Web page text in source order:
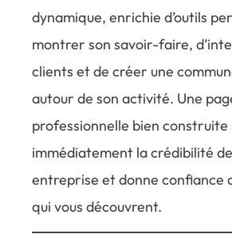
dynamique, enrichie d’outils
montrer son savoir-faire,
clients et de créer une
autour de son activité. Une
professionnelle bien
immédiatement la crédibilité
entreprise et donne confiance
qui vous découvrent.